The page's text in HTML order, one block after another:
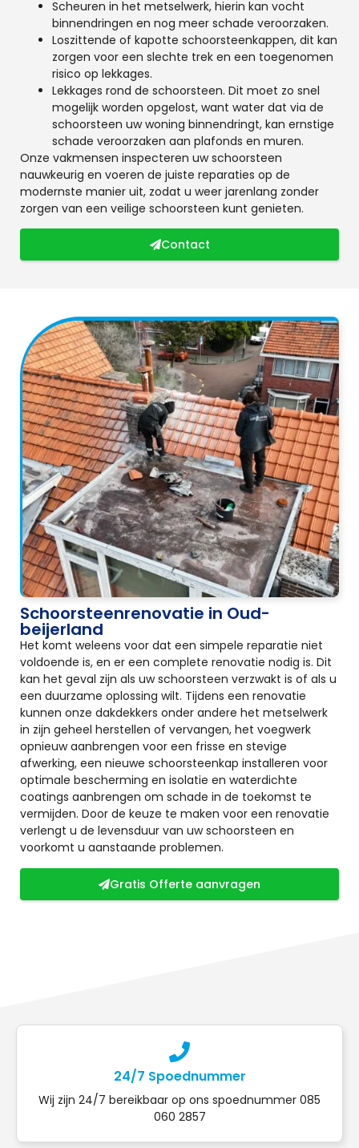
Scheuren in het metselwerk, hierin kan vocht
binnendringen en nog meer schade veroorzaken.
Loszittende of kapotte schoorsteenkappen, dit kan
zorgen voor een slechte trek en een toegenomen
risico op lekkages.
Lekkages rond de schoorsteen. Dit moet zo snel
mogelijk worden opgelost, want water dat via de
schoorsteen uw woning binnendringt, kan ernstige
schade veroorzaken aan plafonds en muren.
Onze vakmensen inspecteren uw schoorsteen
nauwkeurig en voeren de juiste reparaties op de
modernste manier uit, zodat u weer jarenlang zonder
zorgen van een veilige schoorsteen kunt genieten.
Contact
Schoorsteenrenovatie in Oud-
beijerland
Het komt weleens voor dat een simpele reparatie niet
voldoende is, en er een complete renovatie nodig is. Dit
kan het geval zijn als uw schoorsteen verzwakt is of als u
een duurzame oplossing wilt. Tijdens een renovatie
kunnen onze dakdekkers onder andere het metselwerk
in zijn geheel herstellen of vervangen, het voegwerk
opnieuw aanbrengen voor een frisse en stevige
afwerking, een nieuwe schoorsteenkap installeren voor
optimale bescherming en isolatie en waterdichte
coatings aanbrengen om schade in de toekomst te
vermijden. Door de keuze te maken voor een renovatie
verlengt u de levensduur van uw schoorsteen en
voorkomt u aanstaande problemen.
Gratis Offerte aanvragen
24/7 Spoednummer
Wij zijn 24/7 bereikbaar op ons spoednummer 085
060 2857